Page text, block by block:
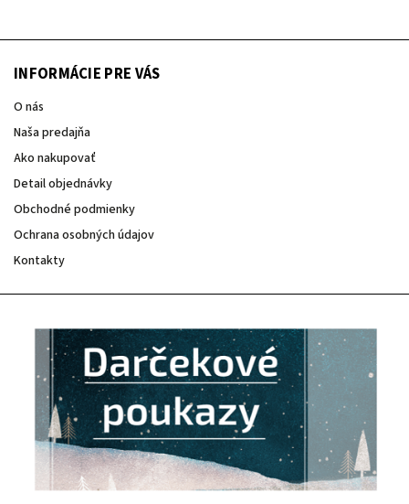
INFORMÁCIE PRE VÁS
O nás
Naša predajňa
Ako nakupovať
Detail objednávky
Obchodné podmienky
Ochrana osobných údajov
Kontakty